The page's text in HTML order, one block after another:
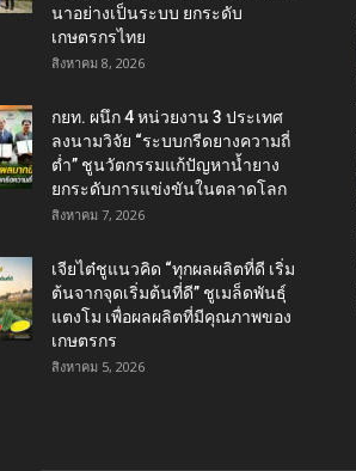
นาอย่างเป็นระบบ ยกระดับ
เกษตรกรไทย
สิงหาคม 8, 2026
กยท. ผนึก 4 หน่วยงาน 3 ประเทศ
ลงนามวิจัย “ระบบกรีดยางความถี่
ต่ำ” ชูนวัตกรรมแก้ปัญหาน้ำยาง
ยกระดับการแข่งขันในตลาดโลก
สิงหาคม 7, 2026
เจียไต๋ชูแนวคิด “ทุกผลผลิตที่ดี เริ่ม
ต้นจากจุดเริ่มต้นที่ดี” ชูเมล็ดพันธุ์
แตงโม เพื่อผลผลิตที่มีคุณภาพของ
เกษตรกร
สิงหาคม 5, 2026